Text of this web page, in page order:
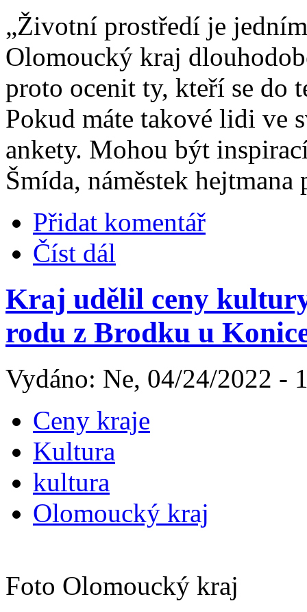
„Životní prostředí je
Olomoucký kraj
proto ocenit ty, kteří se do
Pokud máte takové lidi ve
ankety. Mohou být
Šmída, náměstek
Přidat komentář
Číst dál
Kraj udělil ceny
rodu z Brodku u
Vydáno: Ne, 04/24/2022 -
Ceny kraje
Kultura
kultura
Olomoucký kraj
Foto Olomoucký kraj